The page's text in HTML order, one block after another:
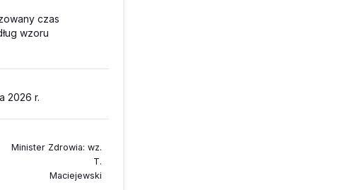
czas
wzoru
2026 r.
Minister Zdrowia: wz.
T.
Maciejewski